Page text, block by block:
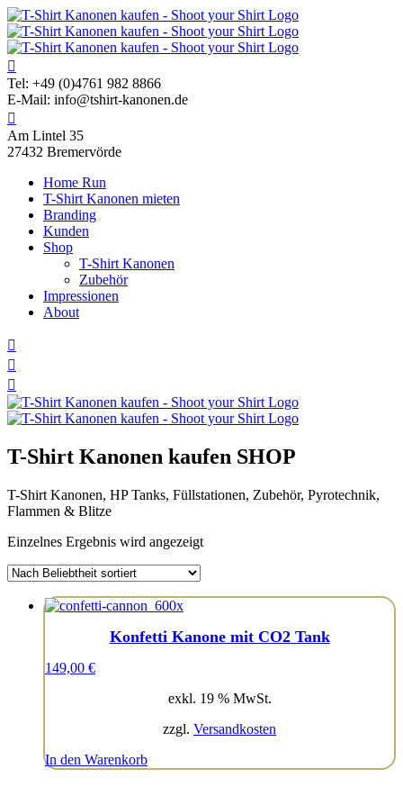
Skip
to
content
Tel: +49 (0)4761 982 8866
E-Mail: info@tshirt-kanonen.de
Am Lintel 35
27432 Bremervörde
Home Run
T-Shirt Kanonen mieten
Branding
Kunden
Shop
T-Shirt Kanonen
Zubehör
Impressionen
About
T-Shirt Kanonen kaufen SHOP
T-Shirt Kanonen, HP Tanks, Füllstationen, Zubehör, Pyrotechnik,
Flammen & Blitze
Einzelnes Ergebnis wird angezeigt
Konfetti Kanone mit CO2 Tank
149,00 €
exkl. 19 % MwSt.
zzgl. Versandkosten
In den Warenkorb